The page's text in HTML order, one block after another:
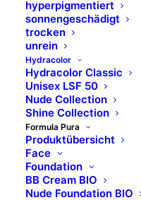
hyperpigmentiert
sonnengeschädigt
trocken
unrein
Hydracolor
Hydracolor Classic
Unisex LSF 50
Nude Collection
Shine Collection
Formula Pura
Produktübersicht
Face
Foundation
BB Cream BIO
Nude Foundation BIO